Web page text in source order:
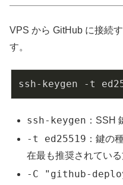
VPS から GitHub に接続
す。
ssh-keygen -t
ssh-keygen ：SSH
-t ed25519 ：鍵の
在最も推奨されてい
-C "github-